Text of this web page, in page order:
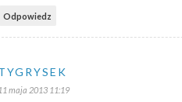
Odpowiedz
maja 2013 11:19